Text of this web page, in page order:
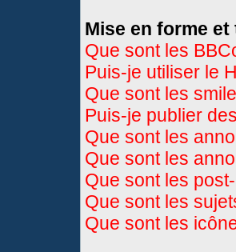
Mise en forme
Que sont les
Puis-je utiliser le
Que sont les
Puis-je publier
Que sont les
Que sont les
Que sont les
Que sont les
Que sont les